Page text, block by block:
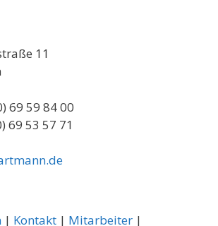
11
69 59 84 00
69 53 57 71
| Kontakt | Mitarbeiter |